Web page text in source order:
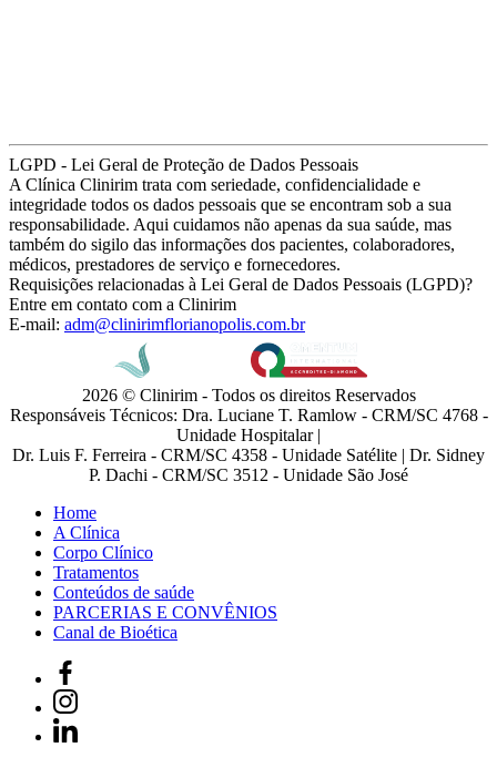
LGPD - Lei Geral de Proteção de Dados Pessoais
A Clínica Clinirim trata com seriedade, confidencialidade e
integridade todos os dados pessoais que se encontram sob a sua
responsabilidade. Aqui cuidamos não apenas da sua saúde, mas
também do sigilo das informações dos pacientes, colaboradores,
médicos, prestadores de serviço e fornecedores.
Requisições relacionadas à Lei Geral de Dados Pessoais (LGPD)?
Entre em contato com a Clinirim
E-mail: adm@clinirimflorianopolis.com.br
2026 © Clinirim - Todos os direitos Reservados
Responsáveis Técnicos: Dra. Luciane T. Ramlow - CRM/SC 4768 -
Unidade Hospitalar |
Dr. Luis F. Ferreira - CRM/SC 4358 - Unidade Satélite | Dr. Sidney
P. Dachi - CRM/SC 3512 - Unidade São José
Home
A Clínica
Corpo Clínico
Tratamentos
Conteúdos de saúde
PARCERIAS E CONVÊNIOS
Canal de Bioética